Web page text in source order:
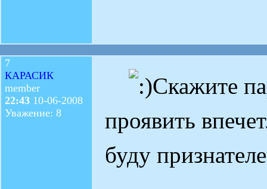
7
КАРАСИК
member
22:43 10-06-2008
Уважение: 8
Скажите
проявить
буду